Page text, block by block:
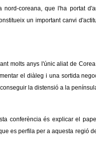
nord-coreana, que l'ha portat
un important canvi
molts anys l'únic aliat de
el diàleg i una sortida
la distensió a la
conferència és explicar el
es perfila per a aquesta regió